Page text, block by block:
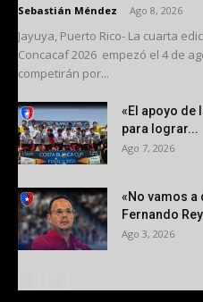
Sebastián Méndez Ago 8, 2026
Jayuya, Puerto Rico- La cuarta
Concacaf 2026 empezó el 4 de
competirán por...
«El apoyo de
para lograr...
Ago 7, 2026
«No vamos a
Fernando
Ago 3, 2026